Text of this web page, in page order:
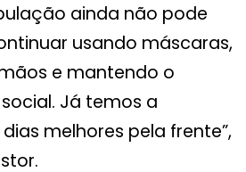
ainda não pode
usando máscaras,
e mantendo o
Já temos a
melhores pela frente”,